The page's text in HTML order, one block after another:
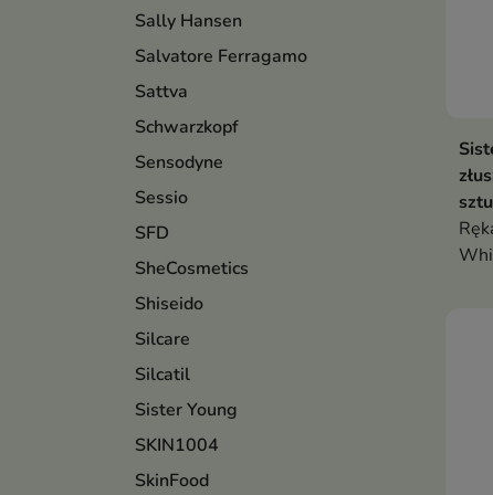
Sally Hansen
Salvatore Ferragamo
Sattva
Schwarzkopf
Sensodyne
Sessio
SFD
SheCosmetics
Shiseido
Silcare
Silcatil
Sister Young
SKIN1004
SkinFood